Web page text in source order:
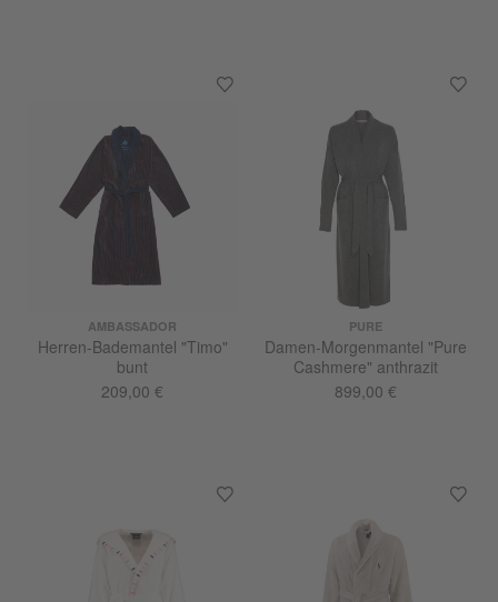
AMBASSADOR
Herren-Bademantel "Timo"
bunt
209,00 €
PURE
Damen-Morgenmantel "Pure
Cashmere" anthrazit
899,00 €